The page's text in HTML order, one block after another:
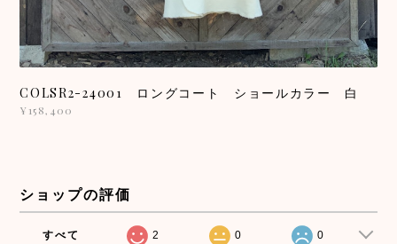
COLSR2-24001 ロングコート ショールカラー 白
¥158,400
ショップの評価
すべて 2 0 0